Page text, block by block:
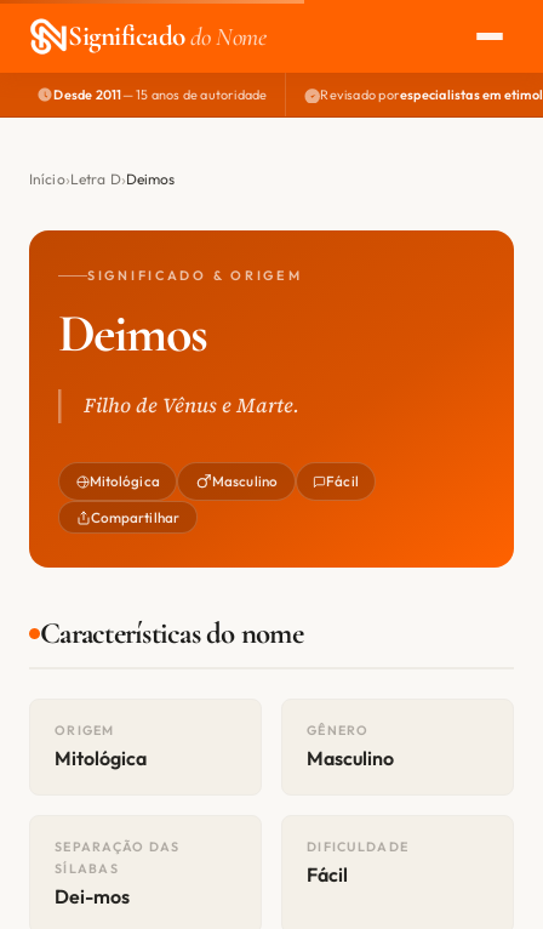
Significadodo Nome
EXPLORAR
NOME PERFEITO
Desde 2011— 15 anos de autoridade Revisado porespecialistas em
Início Letra D Deimos
SIGNIFICADO & ORIGEM
Deimos
Filho de Vênus e Marte.
Mitológica Masculino Fácil
Compartilhar
Características do nome
ORIGEM
Mitológica
GÊNERO
Masculino
SEPARAÇÃO DAS
SÍLABAS
Dei-mos
DIFICULDADE
Fácil